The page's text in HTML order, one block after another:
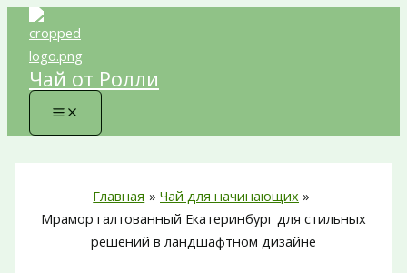
Перейти
содержимому
Чай от Ролли
Главная
Чай для начинающих
Мрамор галтованный Екатеринбург для стильных
решений в ландшафтном дизайне